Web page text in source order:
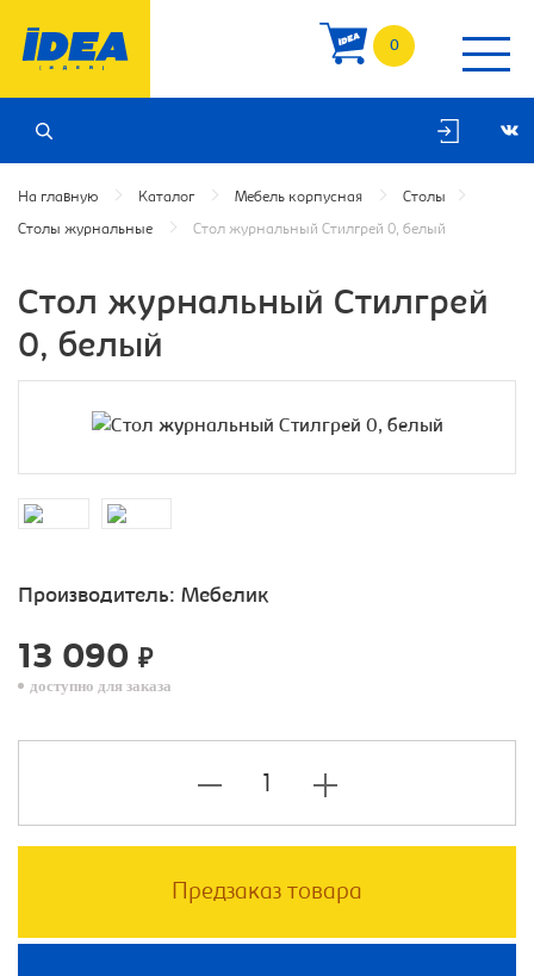
0
На главную Каталог Мебель корпусная Столы
Столы журнальные Стол журнальный Стилгрей 0, белый
Стол журнальный Стилгрей
0, белый
Производитель: Мебелик
13 090 ₽
доступно для заказа
Предзаказ товара